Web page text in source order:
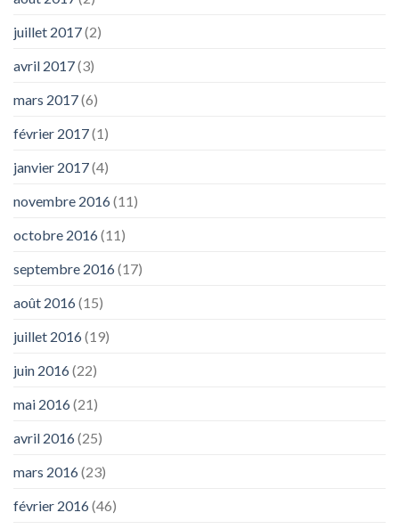
juillet 2017(2)
avril 2017(3)
mars 2017(6)
février 2017(1)
janvier 2017(4)
novembre 2016(11)
octobre 2016(11)
septembre 2016(17)
août 2016(15)
juillet 2016(19)
juin 2016(22)
mai 2016(21)
avril 2016(25)
mars 2016(23)
février 2016(46)